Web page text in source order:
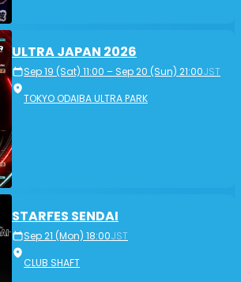
ULTRA JAPAN 2026
Sep 19 (Sat) 11:00 – Sep 20 (Sun) 21:00JST
TOKYO ODAIBA ULTRA PARK
STARFES SENDAI
Sep 21 (Mon) 18:00JST
CLUB SHAFT